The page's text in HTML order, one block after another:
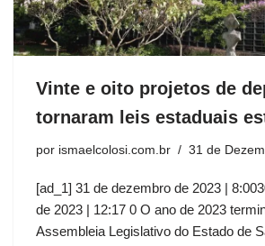
Vinte e oito projetos de
tornaram leis estaduais
por ismaelcolosi.com.br 31 de
[ad_1] 31 de dezembro de 2023 |
de 2023 | 12:17 0 O ano de 2023
Assembleia Legislativo do Estado de